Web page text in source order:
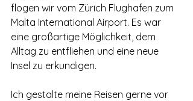
flogen wir vom Zürich Flughafen zum
Malta International Airport. Es war
eine großartige Möglichkeit, dem
Alltag zu entfliehen und eine neue
Insel zu erkundigen.
Ich gestalte meine Reisen gerne vor